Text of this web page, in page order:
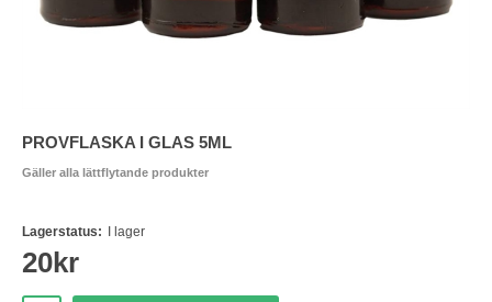
PROVFLASKA I GLAS 5ML
Gäller alla lättflytande produkter
Lagerstatus: I lager
20kr